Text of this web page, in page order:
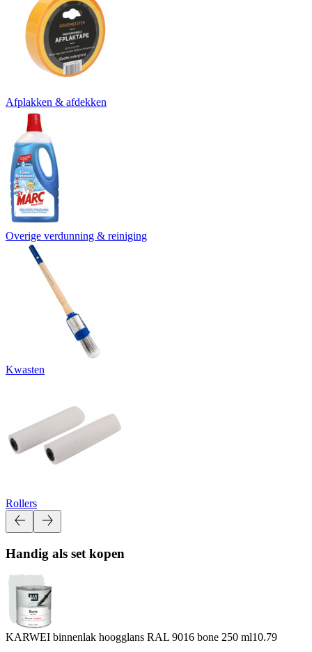
Afplakken & afdekken
Overige verdunning & reiniging
Kwasten
Rollers
Handig als set kopen
KARWEI binnenlak hoogglans RAL 9016 bone 250 ml10.79